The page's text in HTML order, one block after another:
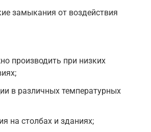
замыкания от воздействия
производить при низких
в различных температурных
на столбах и зданиях;